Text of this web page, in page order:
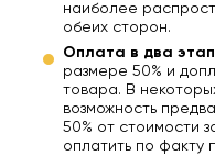
наиболее
обеих сторон.
Оплата в два
размере 50% и
товара. В
возможность
50% от стоимости
оплатить по факту